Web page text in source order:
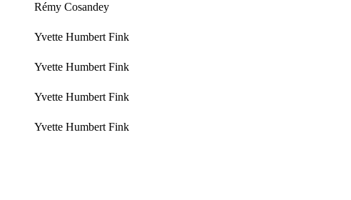
Rémy Cosandey
Yvette Humbert Fink
Yvette Humbert Fink
Yvette Humbert Fink
Yvette Humbert Fink